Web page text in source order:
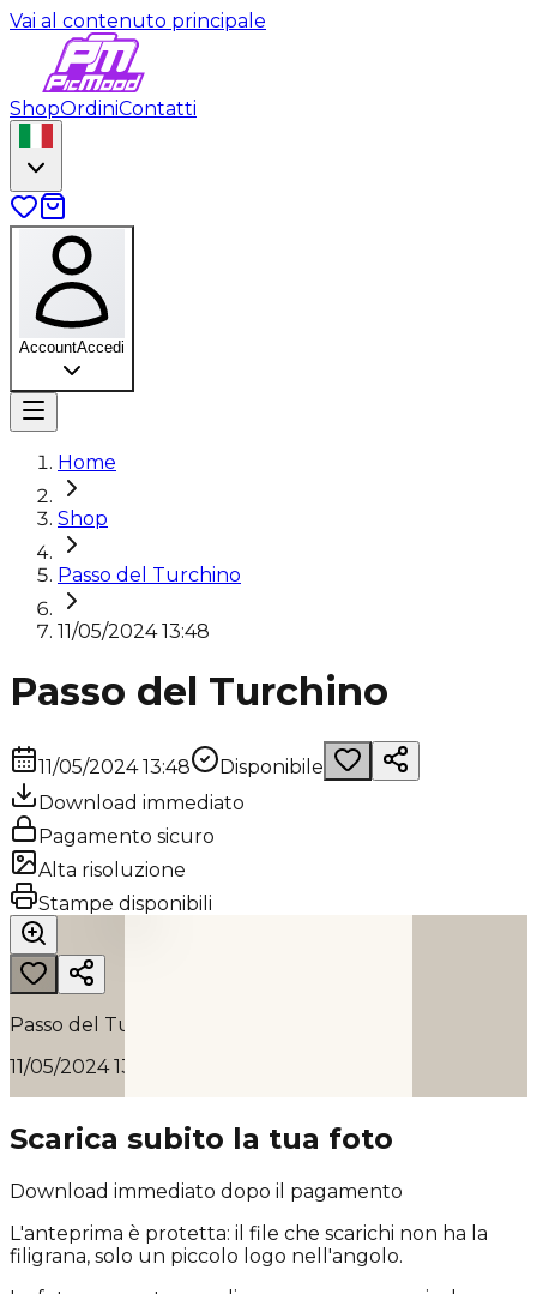
Vai al contenuto principale
ShopOrdiniContatti
AccountAccedi
Home
Shop
Passo del Turchino
11/05/2024 13:48
Passo del Turchino
11/05/2024 13:48
Disponibile
Download immediato
Pagamento sicuro
Alta risoluzione
Stampe disponibili
Passo del Turchino
11/05/2024 13:48
Scarica subito la tua foto
Download immediato dopo il pagamento
L'anteprima è protetta: il file che scarichi non ha la
filigrana, solo un piccolo logo nell'angolo.